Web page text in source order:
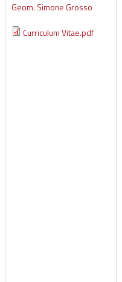
Geom. Simone Grosso
Curriculum Vitae.pdf